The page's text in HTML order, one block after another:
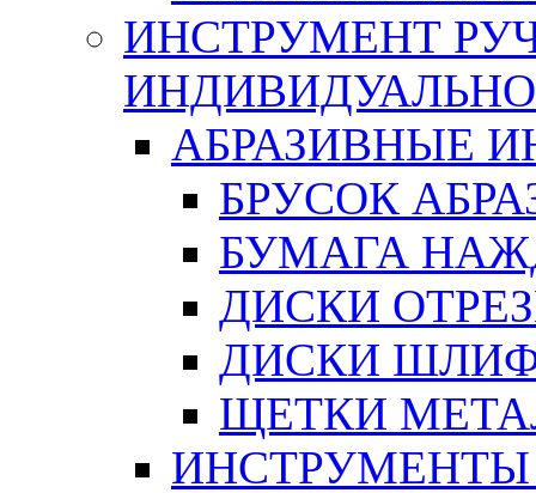
ИНСТРУМЕНТ
АБРАЗИВНЫЕ
БРУСОК
БУМАГА
ДИСКИ
ДИСКИ
ЩЕТКИ
ИНСТРУМЕНТЫ